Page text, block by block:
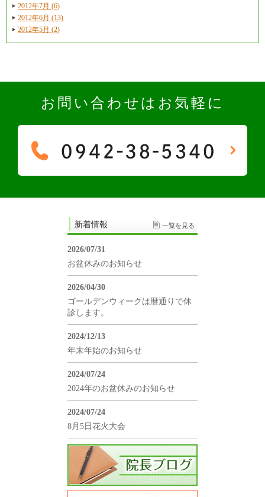
2012年7月 (6)
2012年6月 (13)
2012年5月 (2)
お問い合わせはお気軽に
新着情報 一覧を見る
2026/07/31
お盆休みのお知らせ
2026/04/30
ゴールデンウィークは暦通りで休
診します。
2024/12/13
年末年始のお知らせ
2024/07/24
2024年のお盆休みのお知らせ
2024/07/24
8月5日花火大会